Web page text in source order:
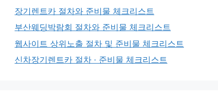
장기렌트카 절차와 준비물 체크리스트
부산웨딩박람회 절차와 준비물 체크리스트
웹사이트 상위노출 절차 및 준비물 체크리스트
신차장기렌트카 절차 · 준비물 체크리스트